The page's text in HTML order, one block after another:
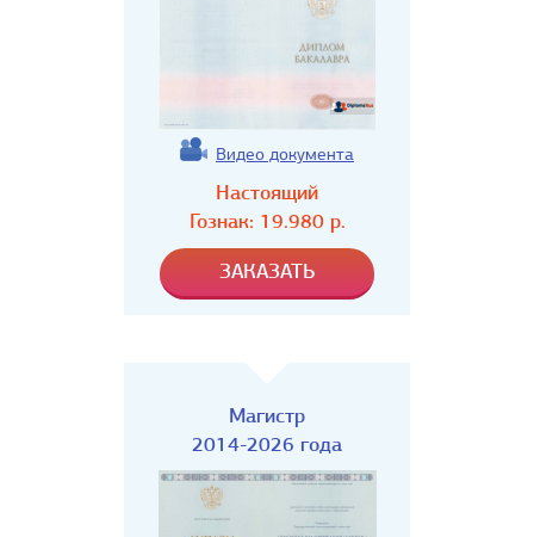
Видео документа
Настоящий
Гознак: 19.980р.
Магистр
2014-2026 года